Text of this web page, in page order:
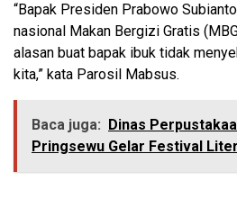
“Bapak Presiden Prabowo
nasional Makan Bergizi Gratis
alasan buat bapak ibuk tidak
kita,” kata Parosil Mabsus.
Baca juga:
Dinas
Pringsewu Gelar Festival